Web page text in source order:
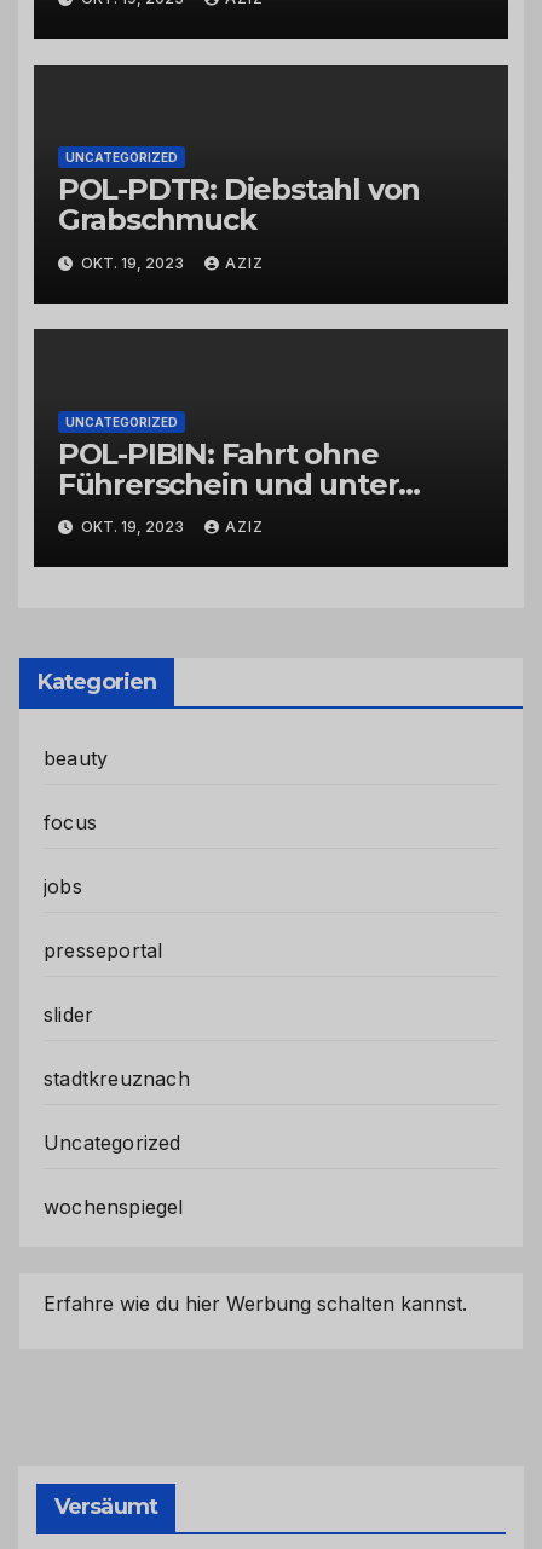
UNCATEGORIZED
POL-PDTR: Diebstahl von
Grabschmuck
OKT. 19, 2023 AZIZ
UNCATEGORIZED
POL-PIBIN: Fahrt ohne
Führerschein und unter
Einfluss von Drogen
OKT. 19, 2023 AZIZ
Kategorien
beauty
focus
jobs
presseportal
slider
stadtkreuznach
Uncategorized
wochenspiegel
Erfahre wie du hier Werbung schalten kannst.
Versäumt